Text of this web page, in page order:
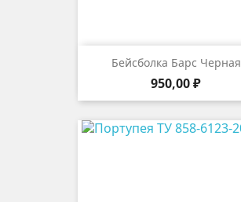
Бейсболка Барс Черная
Цена
950,00 ₽